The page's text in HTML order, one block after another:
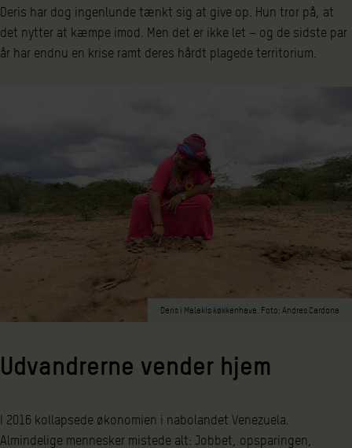
Deris har dog ingenlunde tænkt sig at give op. Hun tror på, at
det nytter at kæmpe imod. Men det er ikke let – og de sidste par
år har endnu en krise ramt deres hårdt plagede territorium.
Deris i Malakis køkkenhave. Foto: Andres Cardona
Udvandrerne vender hjem
I 2016 kollapsede økonomien i nabolandet Venezuela.
Almindelige mennesker mistede alt: Jobbet, opsparingen,